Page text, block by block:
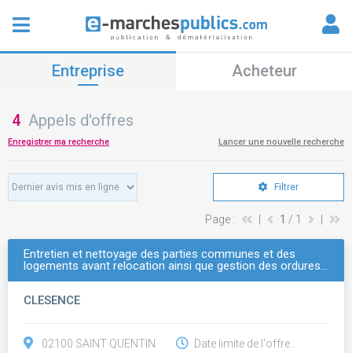
Entreprise Acheteur
4 Appels d'offres
Enregistrer ma recherche Lancer une nouvelle recherche
Filtrer
Page : 1 / 1
Entretien et nettoyage des parties communes et des
logements avant relocation ainsi que gestion des ordures…
CLESENCE
02100 SAINT QUENTIN
Date limite de l'offre :